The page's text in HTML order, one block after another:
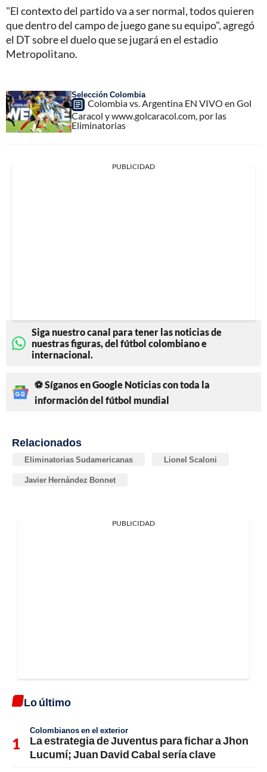
"El contexto del partido va a ser normal, todos quieren
que dentro del campo de juego gane su equipo", agregó
el DT sobre el duelo que se jugará en el estadio
Metropolitano.
Selección Colombia
Colombia vs. Argentina EN VIVO en Gol
Caracol y www.golcaracol.com, por las
Eliminatorias
PUBLICIDAD
Siga nuestro canal para tener las noticias de
nuestras figuras, del fútbol colombiano e
internacional.
⚽ Síganos en Google Noticias con toda la
información del fútbol mundial
Relacionados
Eliminatorias Sudamericanas Lionel Scaloni
Javier Hernández Bonnet
PUBLICIDAD
Lo último
Colombianos en el exterior
La estrategia de Juventus para fichar a Jhon
Lucumí; Juan David Cabal sería clave